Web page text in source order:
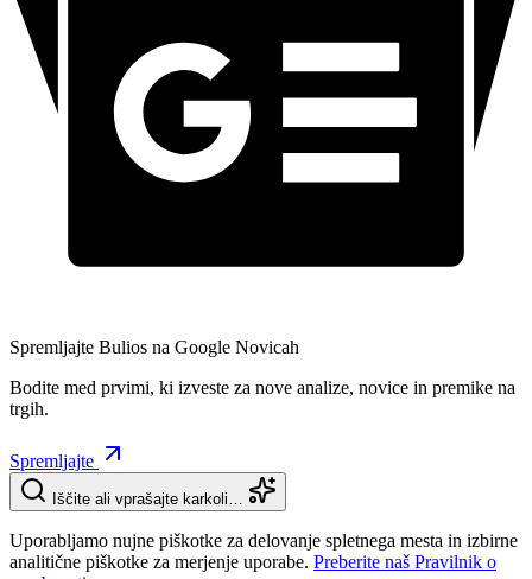
Spremljajte Bulios na Google Novicah
Bodite med prvimi, ki izveste za nove analize, novice in premike na
trgih.
Spremljajte
Iščite ali vprašajte karkoli…
Uporabljamo nujne piškotke za delovanje spletnega mesta in izbirne
analitične piškotke za merjenje uporabe. Preberite naš Pravilnik o